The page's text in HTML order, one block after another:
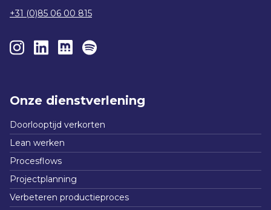
Onze dienstverlening
Doorlooptijd verkorten
Lean werken
Procesflows
Projectplanning
Verbeteren productieproces
+31 (0)85 06 00 815